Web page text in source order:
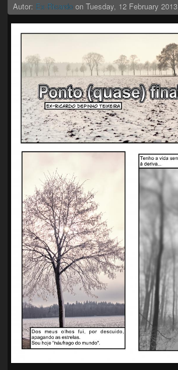
Autor: Ex-Ricardo onTuesday, 12 February 2013